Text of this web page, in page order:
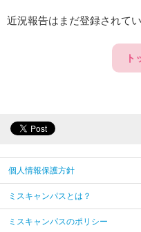
近況報告はまだ登録されて
ト
個人情報保護方針
ミスキャンパスとは？
ミスキャンパスのポリシー